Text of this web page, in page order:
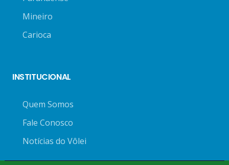
Mineiro
Carioca
INSTITUCIONAL
Quem Somos
Fale Conosco
Notícias do Vôlei